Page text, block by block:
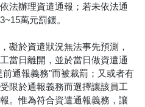
法辦理資遣通報；若未依法通
萬元罰鍰。
礙於資遣狀況無法事先預測，
當日離開，並於當日做資遣通
通報義務"而被裁罰；又或者有
限於通報義務而選擇讓該員工
。惟為符合資遣通報義務，讓